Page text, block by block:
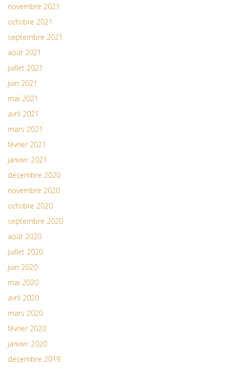
novembre 2021
octobre 2021
septembre 2021
août 2021
juillet 2021
juin 2021
mai 2021
avril 2021
mars 2021
février 2021
janvier 2021
décembre 2020
novembre 2020
octobre 2020
septembre 2020
août 2020
juillet 2020
juin 2020
mai 2020
avril 2020
mars 2020
février 2020
janvier 2020
décembre 2019